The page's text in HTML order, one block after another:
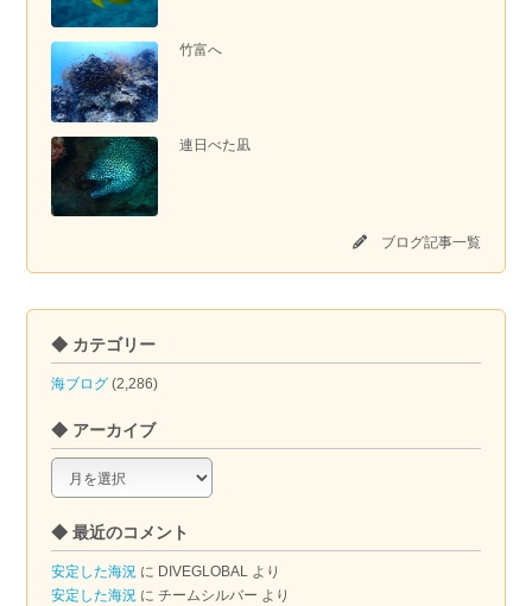
竹富へ
連日べた凪
ブログ記事一覧
◆ カテゴリー
海ブログ (2,286)
◆ アーカイブ
ア
カ
イ
ブ
◆ 最近のコメント
安定した海況 に DIVEGLOBAL より
安定した海況 にチームシルバー より